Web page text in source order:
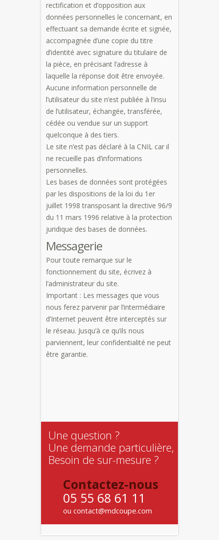
rectification et d’opposition aux
données personnelles le concernant, en
effectuant sa demande écrite et signée,
accompagnée d’une copie du titre
d’identité avec signature du titulaire de
la pièce, en précisant l’adresse à
laquelle la réponse doit être envoyée.
Aucune information personnelle de
l’utilisateur du site n’est publiée à l’insu
de l’utilisateur, échangée, transférée,
cédée ou vendue sur un support
quelconque à des tiers.
Le site n’est pas déclaré à la CNIL car il
ne recueille pas d’informations
personnelles.
Les bases de données sont protégées
par les dispositions de la loi du 1er
juillet 1998 transposant la directive 96/9
du 11 mars 1996 relative à la protection
juridique des bases de données.
Messagerie
Pour toute remarque sur le
fonctionnement du site, écrivez à
l’administrateur du site.
Important : Les messages que vous
nous ferez parvenir par l’intermédiaire
d’Internet peuvent être interceptés sur
le réseau. Jusqu’à ce qu’ils nous
parviennent, leur confidentialité ne peut
être garantie.
Une question ?
Une demande particulière,
Besoin de sur-mesure ?
Contactez-nous
05 55 68 61 11
ou contact@mdcoupe.com